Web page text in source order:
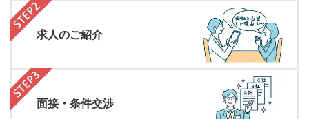
求人のご紹介
面接・条件交渉